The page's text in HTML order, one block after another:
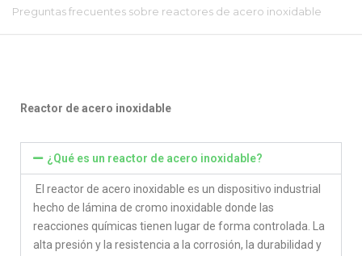
Preguntas frecuentes sobre reactores de acero inoxidable
Reactor de acero inoxidable
¿Qué es un reactor de acero inoxidable?
El reactor de acero inoxidable es un dispositivo industrial
hecho de lámina de cromo inoxidable donde las
reacciones químicas tienen lugar de forma controlada. La
alta presión y la resistencia a la corrosión, la durabilidad y